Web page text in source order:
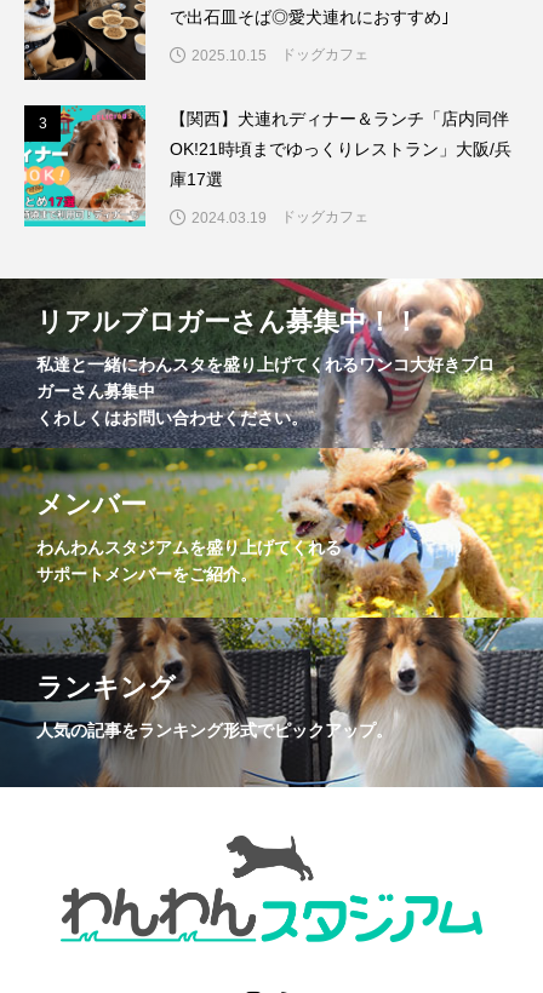
で出石皿そば◎愛犬連れにおすすめ｣
2025.10.15 ドッグカフェ
3
【関西】犬連れディナー＆ランチ「店内同伴
OK!21時頃までゆっくりレストラン」大阪/兵
庫17選
2024.03.19 ドッグカフェ
リアルブロガーさん募集中！！
私達と一緒にわんスタを盛り上げてくれるワンコ大好きブロ
ガーさん募集中
くわしくはお問い合わせください。
メンバー
わんわんスタジアムを盛り上げてくれる
サポートメンバーをご紹介。
ランキング
人気の記事をランキング形式でピックアップ。